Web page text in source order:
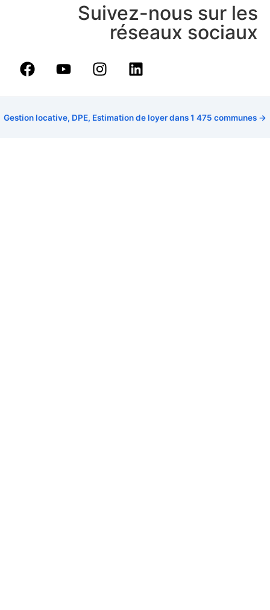
Suivez-nous sur les
réseaux sociaux
Gestion locative, DPE, Estimation de loyer dans 1 475 communes →